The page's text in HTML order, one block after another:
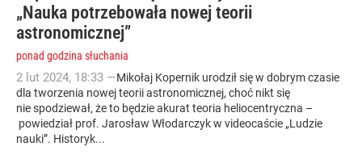
„Nauka potrzebowała nowej teorii
astronomicznej”
ponad godzina słuchania
2 lut 2024, 18:33 —Mikołaj Kopernik urodził się w dobrym czasie
dla tworzenia nowej teorii astronomicznej, choć nikt się
nie spodziewał, że to będzie akurat teoria heliocentryczna –
powiedział prof. Jarosław Włodarczyk w videocaście „Ludzie
nauki”. Historyk...